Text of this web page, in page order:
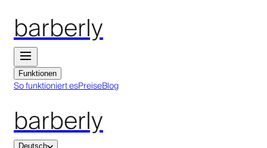
barberly
Funktionen
So funktioniert esPreiseBlog
barberly
Deutsch